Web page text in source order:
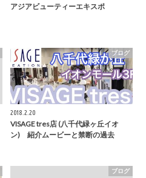
アジアビューティーエキスポ
ブログ
2018.2.20
VISAGE tres店 (八千代緑ヶ丘イオ
ン) 紹介ムービーと禁断の過去
ブログ